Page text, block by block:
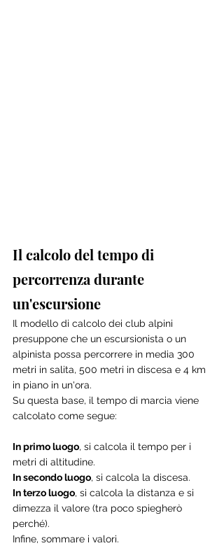
Il calcolo del tempo di
percorrenza durante
un'escursione
Il modello di calcolo dei club alpini
presuppone che un escursionista o un
alpinista possa percorrere in media 300
metri in salita, 500 metri in discesa e 4 km
in piano in un'ora.
Su questa base, il tempo di marcia viene
calcolato come segue:
In primo luogo, si calcola il tempo per i
metri di altitudine.
In secondo luogo, si calcola la discesa.
In terzo luogo, si calcola la distanza e si
dimezza il valore (tra poco spiegherò
perché).
Infine, sommare i valori.